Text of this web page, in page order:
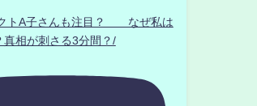
トA子さんも注目？ なぜ私は
真相が刺さる3分間？/